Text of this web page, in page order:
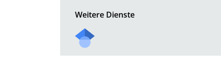
Weitere Dienste